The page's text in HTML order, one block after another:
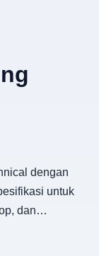
dengan
untuk
dan…